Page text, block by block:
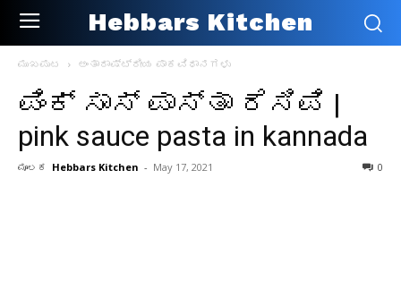
Hebbars Kitchen
ಮುಖಪುಟ ಅಂತಾರಾಷ್ಟ್ರೀಯ ಪಾಕವಿಧಾನಗಳು
ಪಿಂಕ್ ಸಾಸ್ ಪಾಸ್ತಾ ರೆಸಿಪಿ |
pink sauce pasta in kannada
ಮೂಲಕ Hebbars Kitchen - May 17, 2021 0